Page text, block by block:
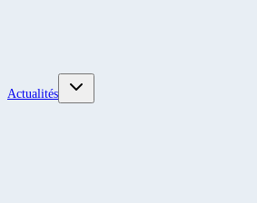
Actualités